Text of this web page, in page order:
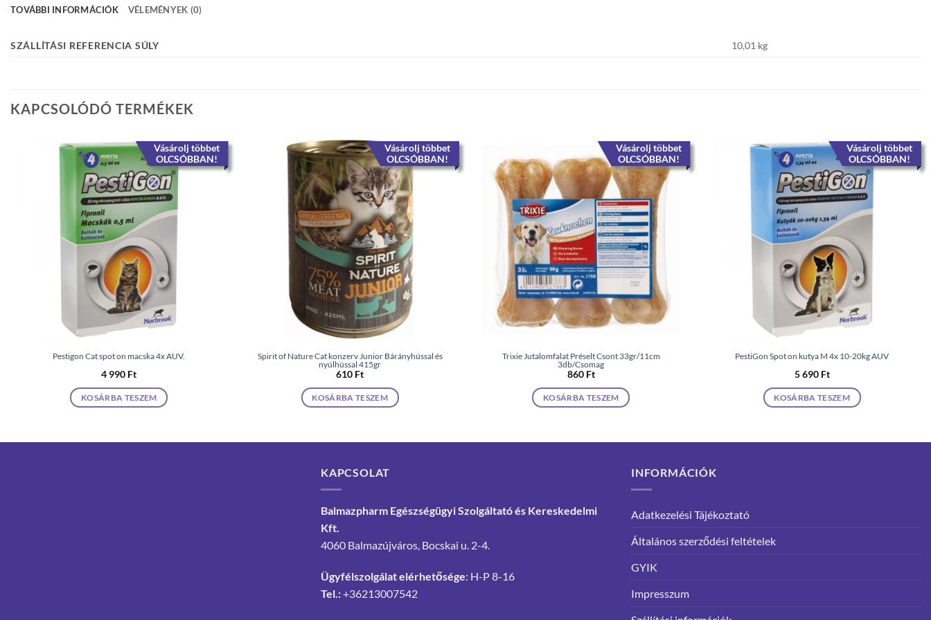
TOVÁBBI INFORMÁCIÓK VÉLEMÉNYEK (0)
SZÁLLÍTÁSI REFERENCIA SÚLY 10,01 kg
KAPCSOLÓDÓ TERMÉKEK
Vásárolj többet
OLCSÓBBAN!
Pestigon Cat spot on macska 4x AUV.
4 990 Ft
KOSÁRBA TESZEM
Vásárolj többet
OLCSÓBBAN!
Spirit of Nature Cat konzerv Junior Bárányhússal és
nyúlhússal 415gr
610 Ft
KOSÁRBA TESZEM
Vásárolj többet
OLCSÓBBAN!
Trixie Jutalomfalat Préselt Csont 33gr/11cm
3db/Csomag
860 Ft
KOSÁRBA TESZEM
Vásárolj többet
OLCSÓBBAN!
PestiGon Spot on kutya M 4x 10-20kg AUV
5 690 Ft
KOSÁRBA TESZEM
KAPCSOLAT
Balmazpharm Egészségügyi Szolgáltató és Kereskedelmi
Kft.
4060 Balmazújváros, Bocskai u. 2-4.
Ügyfélszolgálat elérhetősége: H-P 8-16
Tel.:+36213007542
INFORMÁCIÓK
Adatkezelési Tájékoztató
Általános szerződési feltételek
GYIK
Impresszum